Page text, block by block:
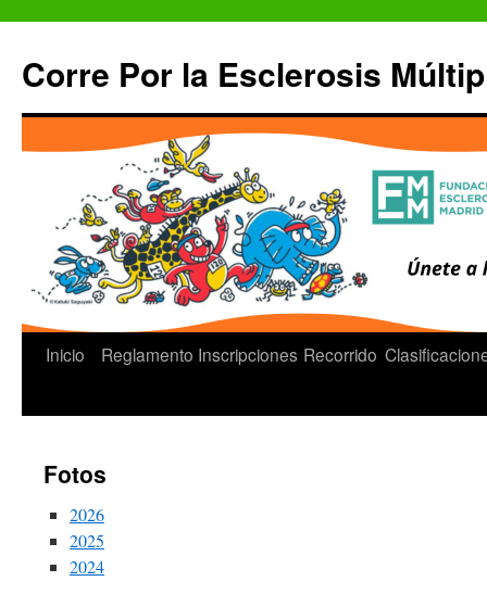
contenido
Corre Por la Esclerosis
Inicio Reglamento Inscripciones Recorrido
Fotos
2026
2025
2024